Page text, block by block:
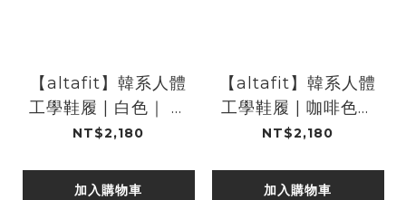
【altafit】韓系人體
工學鞋履 | 白色｜ 穆
勒鞋
NT$2,180
加入購物車
【altafit】韓系人體
工學鞋履 | 咖啡色｜
穆勒鞋
NT$2,180
加入購物車